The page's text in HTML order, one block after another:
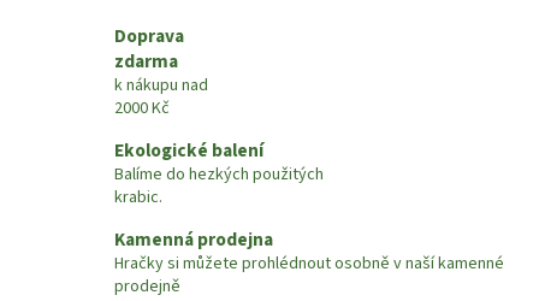
Doprava
zdarma
k nákupu nad
2000 Kč
Ekologické balení
Balíme do hezkých použitých
krabic.
Kamenná prodejna
Hračky si můžete prohlédnout osobně v naší kamenné
prodejně